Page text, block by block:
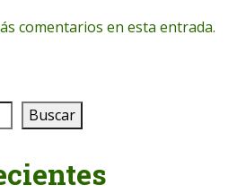
comentarios en esta entrada.
Buscar